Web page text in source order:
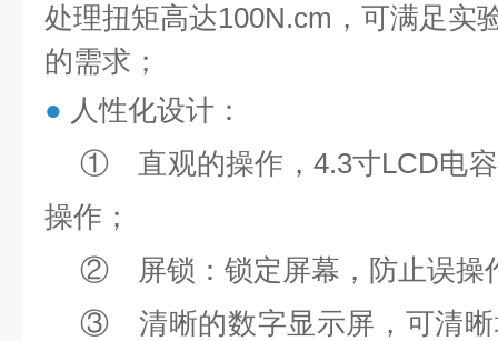
处理扭矩高达100N.cm，可满足实
的需求；
● 人性化设计：
① 直观的操作，4.3寸LCD电容
操作；
② 屏锁：锁定屏幕，防止误操
③ 清晰的数字显示屏，可清晰